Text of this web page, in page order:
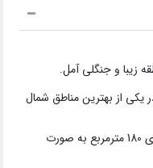
زیبا و جنگلی آمل.
یکی از بهترین مناطق شمال
ویلا در زمینی به مساحت 210 مترمربع و بنای 180 مترمربع به صورت